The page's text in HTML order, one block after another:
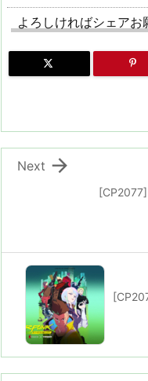
よろしければシェアお

Next